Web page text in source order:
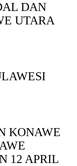
DAN
UTARA
KONAWE
12 APRIL